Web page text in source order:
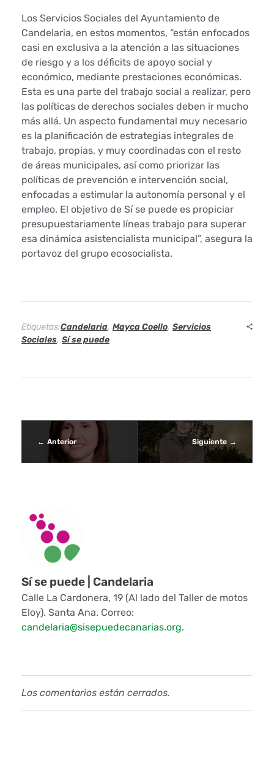
r
v
i
c
i
o
s
S
o
c
a
l
s
l
a
r
a
Los Servicios Sociales del Ayuntamiento de
Candelaria, en estos momentos, “están enfocados
casi en exclusiva a la atención a las situaciones
de riesgo y a los déficits de apoyo social y
económico, mediante prestaciones económicas.
Esta es una parte del trabajo social a realizar, pero
las políticas de derechos sociales deben ir mucho
más allá. Un aspecto fundamental muy necesario
es la planificación de estrategias integrales de
trabajo, propias, y muy coordinadas con el resto
de áreas municipales, así como priorizar las
políticas de prevención e intervención social,
enfocadas a estimular la autonomía personal y el
empleo. El objetivo de Sí se puede es propiciar
presupuestariamente líneas trabajo para superar
esa dinámica asistencialista municipal”, asegura la
portavoz del grupo ecosocialista.
Etiquetas:Candelaria, Mayca Coello, Servicios
Sociales, Sí se puede
Anterior Siguiente
Sí se puede | Candelaria
Calle La Cardonera, 19 (Al lado del Taller de motos
Eloy). Santa Ana. Correo:
candelaria@sisepuedecanarias.org.
Los comentarios están cerrados.